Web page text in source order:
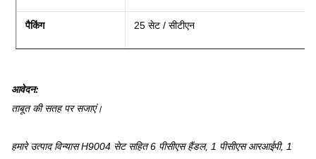
पैकिंग 25 सेट / सीटीएन
आवेदन:
ताबूत की सतह पर सजाएं।
हमारे उत्पाद विन्यास H9004 सेट सहित 6 पीसीएस हैंडल, 1 पीसीएस आरआईपी, 1